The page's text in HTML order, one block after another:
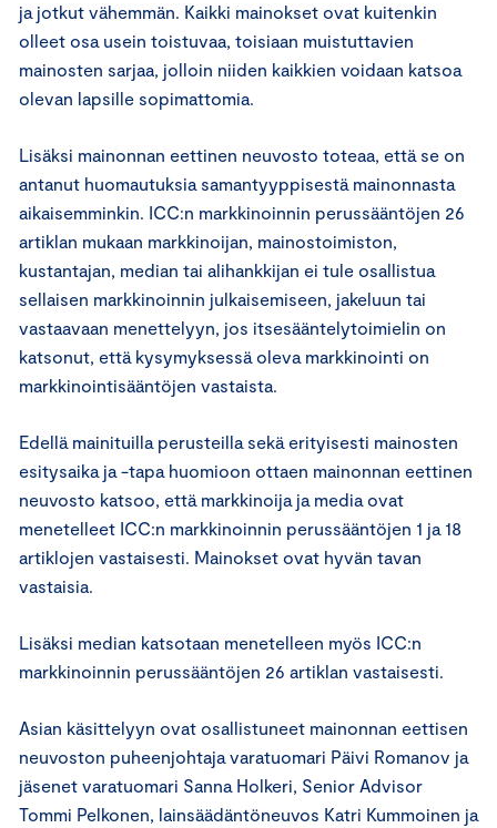
ja jotkut vähemmän. Kaikki mainokset ovat kuitenkin
olleet osa usein toistuvaa, toisiaan muistuttavien
mainosten sarjaa, jolloin niiden kaikkien voidaan katsoa
olevan lapsille sopimattomia.
Lisäksi mainonnan eettinen neuvosto toteaa, että se on
antanut huomautuksia samantyyppisestä mainonnasta
aikaisemminkin. ICC:n markkinoinnin perussääntöjen 26
artiklan mukaan markkinoijan, mainostoimiston,
kustantajan, median tai alihankkijan ei tule osallistua
sellaisen markkinoinnin julkaisemiseen, jakeluun tai
vastaavaan menettelyyn, jos itsesääntelytoimielin on
katsonut, että kysymyksessä oleva markkinointi on
markkinointisääntöjen vastaista.
Edellä mainituilla perusteilla sekä erityisesti mainosten
esitysaika ja -tapa huomioon ottaen mainonnan eettinen
neuvosto katsoo, että markkinoija ja media ovat
menetelleet ICC:n markkinoinnin perussääntöjen 1 ja 18
artiklojen vastaisesti. Mainokset ovat hyvän tavan
vastaisia.
Lisäksi median katsotaan menetelleen myös ICC:n
markkinoinnin perussääntöjen 26 artiklan vastaisesti.
Asian käsittelyyn ovat osallistuneet mainonnan eettisen
neuvoston puheenjohtaja varatuomari Päivi Romanov ja
jäsenet varatuomari Sanna Holkeri, Senior Advisor
Tommi Pelkonen, lainsäädäntöneuvos Katri Kummoinen ja